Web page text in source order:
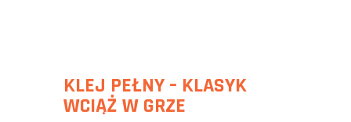
KLEJ PEŁNY – KLASYK
WCIĄŻ W GRZE